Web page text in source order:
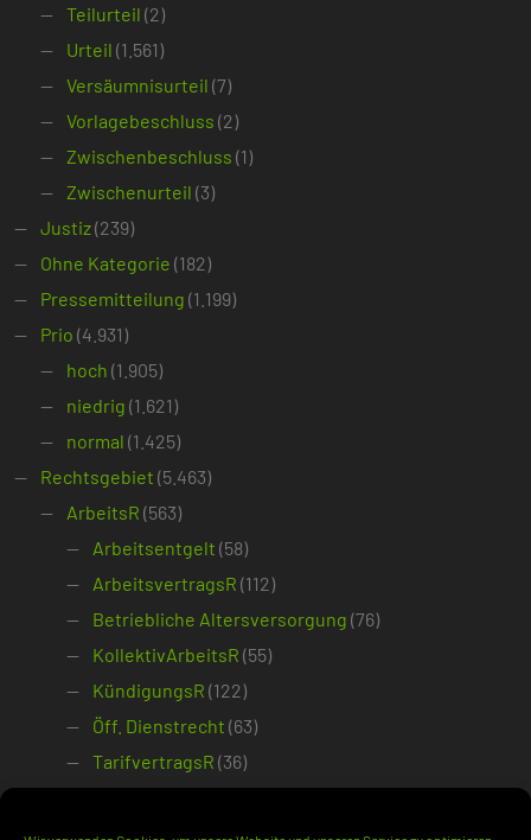
Teilurteil (2)
Urteil (1.561)
Versäumnisurteil (7)
Vorlagebeschluss (2)
Zwischenbeschluss (1)
Zwischenurteil (3)
Justiz(239)
Ohne Kategorie (182)
Pressemitteilung (1.199)
Prio (4.931)
hoch (1.905)
niedrig (1.621)
normal (1.425)
Rechtsgebiet (5.463)
ArbeitsR (563)
Arbeitsentgelt (58)
ArbeitsvertragsR (112)
Betriebliche Altersversorgung (76)
KollektivArbeitsR (55)
KündigungsR (122)
Öff. Dienstrecht (63)
TarifvertragsR (36)
VerfassungsR
(1.068)